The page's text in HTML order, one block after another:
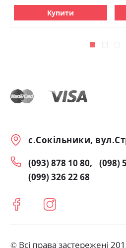
Купити
с.Сокільники,
(093) 878 10 80
(098)
(099) 326 22 68
© Всі права застережені